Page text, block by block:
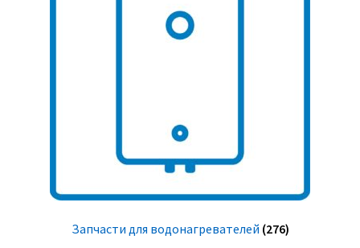
Запчасти для водонагревателей (276)